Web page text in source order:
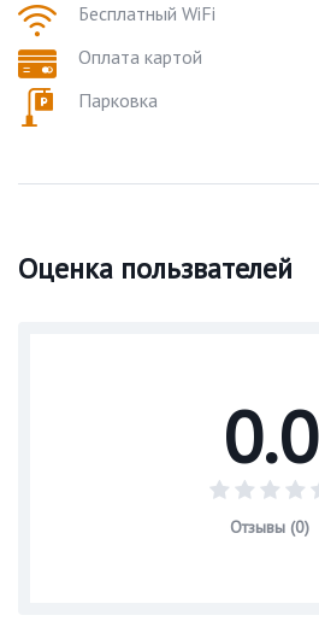
Бесплатный WiFi
Оплата картой
Парковка
Оценка пользвателей
0.0
Отзывы (0)